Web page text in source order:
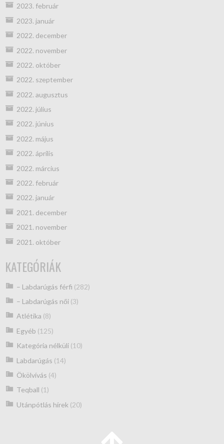
2023. február
2023. január
2022. december
2022. november
2022. október
2022. szeptember
2022. augusztus
2022. július
2022. június
2022. május
2022. április
2022. március
2022. február
2022. január
2021. december
2021. november
2021. október
KATEGÓRIÁK
– Labdarúgás férfi (282)
– Labdarúgás női(3)
Atlétika (8)
Egyéb (125)
Kategória nélküli(10)
Labdarúgás (14)
Ökölvívás (4)
Teqball (1)
Utánpótlás hírek (20)